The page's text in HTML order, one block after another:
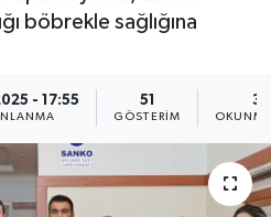
böbrekle sağlığına
- 17:55 51
GÖSTERIM
3